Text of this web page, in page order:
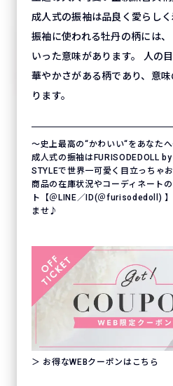
成人式の振袖は品良く愛らしく
振袖に使われる牡丹の柄には
いった意味があります。 人の
華やかさがある柄であり、意
ります。
〜史上最高の“かわいい“をあなた
成人式の振袖はFURISODEDOLL
STYLEで世界一可愛く目立っちゃ
商品の在庫状況やコーディネート
ト【＠LINE／ID(＠furisodedoll)
ませ♪
＞ お得なWEBクーポンはこちら